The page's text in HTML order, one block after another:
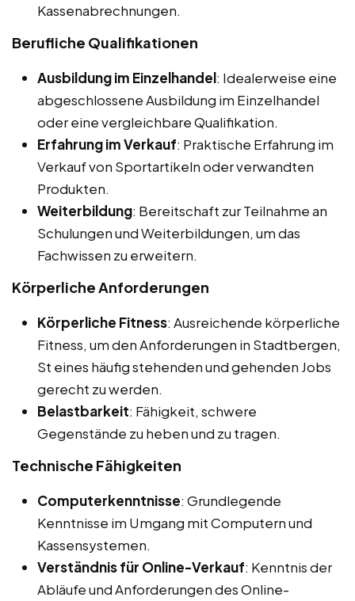
Kassenabrechnungen.
Berufliche Qualifikationen
Ausbildung im Einzelhandel: Idealerweise eine
abgeschlossene Ausbildung im Einzelhandel
oder eine vergleichbare Qualifikation.
Erfahrung im Verkauf: Praktische Erfahrung im
Verkauf von Sportartikeln oder verwandten
Produkten.
Weiterbildung: Bereitschaft zur Teilnahme an
Schulungen und Weiterbildungen, um das
Fachwissen zu erweitern.
Körperliche Anforderungen
Körperliche Fitness: Ausreichende körperliche
Fitness, um den Anforderungen in Stadtbergen,
St eines häufig stehenden und gehenden Jobs
gerecht zu werden.
Belastbarkeit: Fähigkeit, schwere
Gegenstände zu heben und zu tragen.
Technische Fähigkeiten
Computerkenntnisse: Grundlegende
Kenntnisse im Umgang mit Computern und
Kassensystemen.
Verständnis für Online-Verkauf: Kenntnis der
Abläufe und Anforderungen des Online-